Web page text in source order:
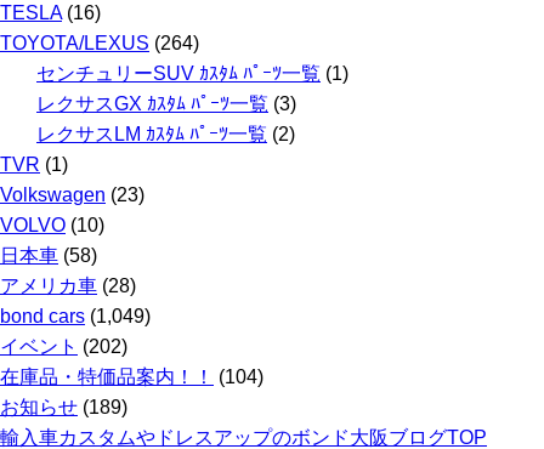
TESLA(16)
TOYOTA/LEXUS (264)
センチュリーSUV ｶｽﾀﾑ ﾊﾟｰﾂ一覧 (1)
レクサスGX ｶｽﾀﾑ ﾊﾟｰﾂ一覧 (3)
レクサスLM ｶｽﾀﾑ ﾊﾟｰﾂ一覧 (2)
TVR (1)
Volkswagen (23)
VOLVO (10)
日本車 (58)
アメリカ車 (28)
bond cars (1,049)
イベント (202)
在庫品・特価品案内！！
(104)
お知らせ (189)
輸入車カスタムやドレスアップのボンド大阪ブログTOP